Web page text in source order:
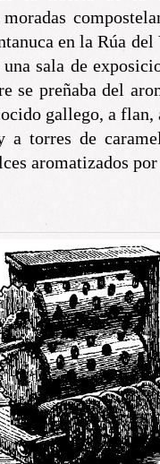
en la Rúa
sala de
se preñaba del
gallego, a flan,
a torres de
aromatizados